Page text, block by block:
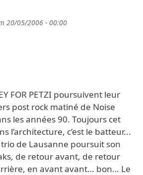
20/05/2006 - 00:00
FOR PETZI poursuivent leur
post rock matiné de Noise
les années 90. Toujours cet
l’architecture, c’est le batteur...
de Lausanne poursuit son
de retour avant, de retour
en avant avant… bon… Le